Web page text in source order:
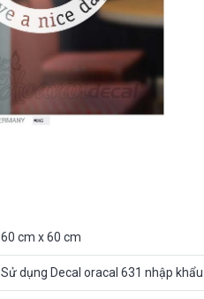
60 cm x 60 cm
Sử dụng Decal oracal 631 nhập